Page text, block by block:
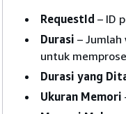
RequestId – ID
Durasi –
untuk
Durasi yang
Ukuran Memori